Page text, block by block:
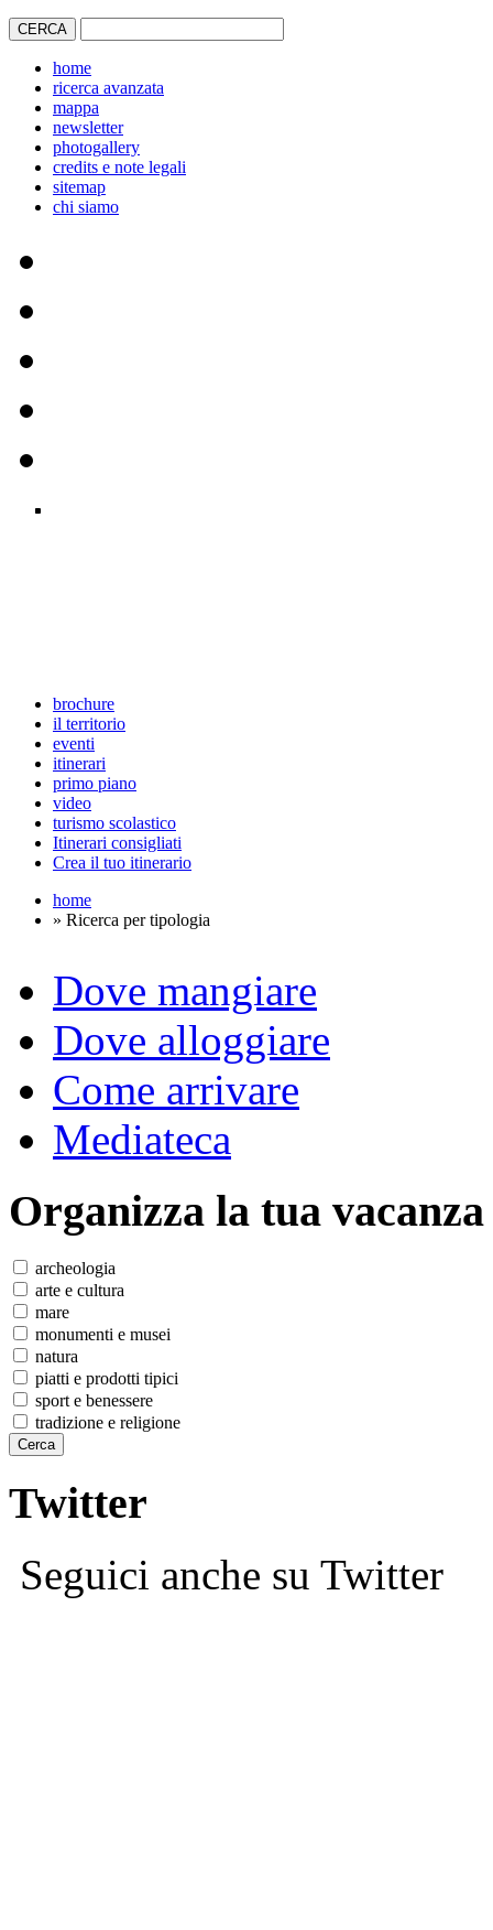
home
ricerca avanzata
mappa
newsletter
photogallery
credits e note legali
sitemap
chi siamo
brochure
il territorio
eventi
itinerari
primo piano
video
turismo scolastico
Itinerari consigliati
Crea il tuo itinerario
home
» Ricerca per tipologia
Dove mangiare
Dove alloggiare
Come arrivare
Mediateca
Organizza la tua vacanza
archeologia
arte e cultura
mare
monumenti e musei
natura
piatti e prodotti tipici
sport e benessere
tradizione e religione
Twitter
Seguici anche su Twitter